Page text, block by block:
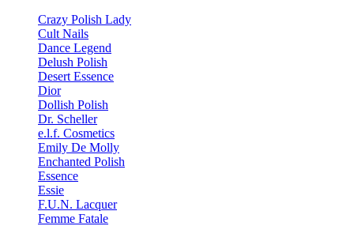
Crazy Polish Lady
Cult Nails
Dance Legend
Delush Polish
Desert Essence
Dior
Dollish Polish
Dr. Scheller
e.l.f. Cosmetics
Emily De Molly
Enchanted Polish
Essence
Essie
F.U.N. Lacquer
Femme Fatale